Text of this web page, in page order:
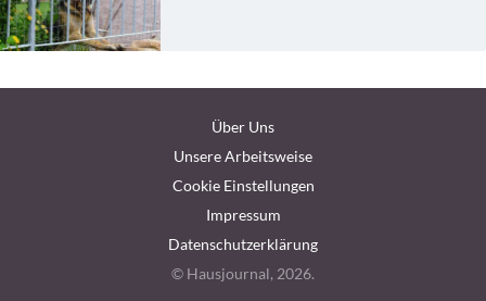
Über Uns
Unsere Arbeitsweise
Cookie Einstellungen
Impressum
Datenschutzerklärung
© Hausjournal, 2026.